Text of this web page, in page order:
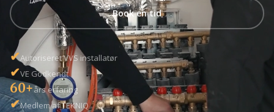
Book en tid
✔Autoriseret VVS installatør
✔VE Godkendt
60+års erfaring
✔Medlem af TEKNIQ